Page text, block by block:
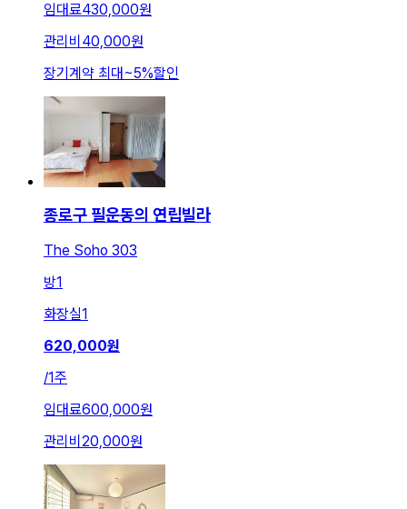
임대료430,000원
관리비 40,000원
장기계약 최대~5%할인
종로구 필운동의 연립빌라
The Soho 303
방1
화장실1
620,000원
/1주
임대료600,000원
관리비 20,000원